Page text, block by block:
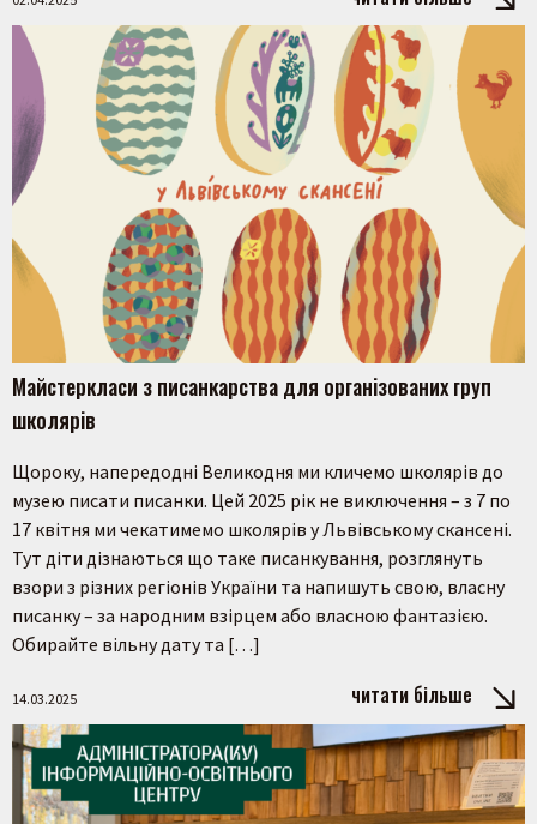
Пошук на сайті
Шукати
Майстеркласи з писанкарства для організованих груп
школярів
Щороку, напередодні Великодня ми кличемо школярів до
музею писати писанки. Цей 2025 рік не виключення – з 7 по
17 квітня ми чекатимемо школярів у Львівському скансені.
Тут діти дізнаються що таке писанкування, розглянуть
взори з різних регіонів України та напишуть свою, власну
писанку – за народним взірцем або власною фантазією.
Обирайте вільну дату та […]
14.03.2025 читати більше